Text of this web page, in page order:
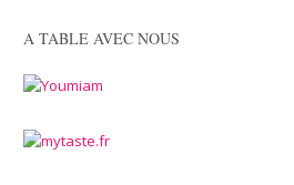
A TABLE AVEC NOUS